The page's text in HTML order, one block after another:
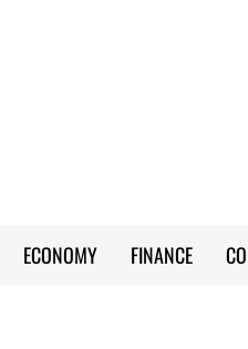
ECONOMY FINANCE